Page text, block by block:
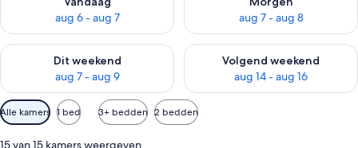
aug 6 - aug 7
aug 7 - aug 8
Dit weekend
aug 7 - aug 9
De beschikbaarheid controleren voor dit weekend aug 7 -
Volgend weekend
aug 14 - aug 16
De beschikbaarheid
Beschikbare
filters
voor
Alle kamers 1 bed 3+ bedden 2 bedden
15 van 15 kamers weergeven